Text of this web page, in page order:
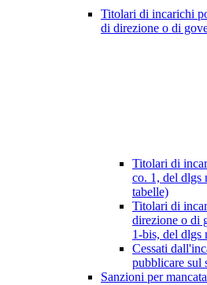
Titolari di incarichi
di direzione o di
Titolari di
co. 1, del dlgs
tabelle)
Titolari di
direzione o di
1-bis, del dlgs
Cessati
pubblicare sul
Sanzioni per